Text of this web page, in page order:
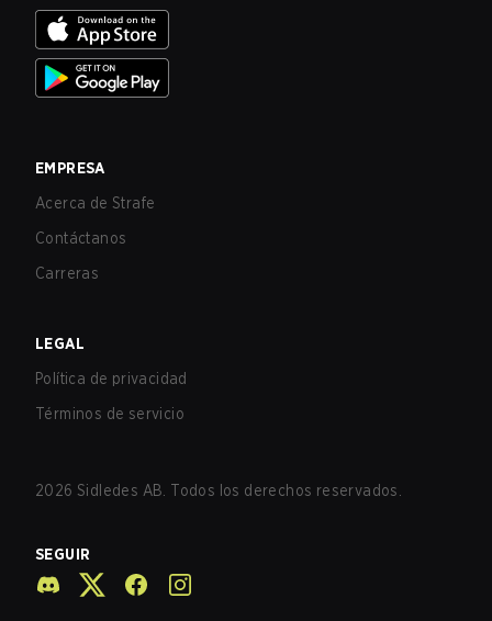
EMPRESA
Acerca de Strafe
Contáctanos
Carreras
LEGAL
Política de privacidad
Términos de servicio
2026 Sidledes AB. Todos los derechos reservados.
SEGUIR